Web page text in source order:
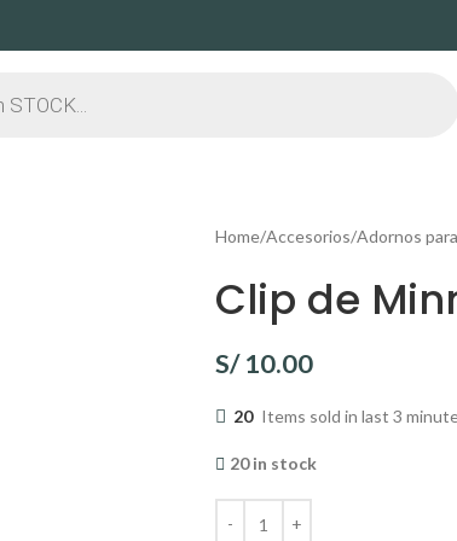
Home Accesorios Adornos
Clip de
S/10.00
20 Items sold in last 3
20 in stock